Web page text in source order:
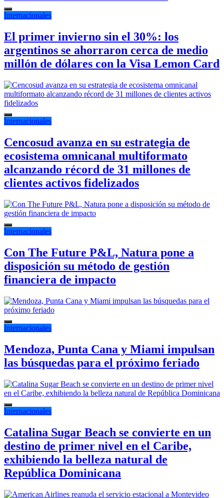
Internacionales
El primer invierno sin el 30%: los
argentinos se ahorraron cerca de medio
millón de dólares con la Visa Lemon Card
Internacionales
Cencosud avanza en su estrategia de
ecosistema omnicanal multiformato
alcanzando récord de 31 millones de
clientes activos fidelizados
Internacionales
Con The Future P&L, Natura pone a
disposición su método de gestión
financiera de impacto
Internacionales
Mendoza, Punta Cana y Miami impulsan
las búsquedas para el próximo feriado
Internacionales
Catalina Sugar Beach se convierte en un
destino de primer nivel en el Caribe,
exhibiendo la belleza natural de
República Dominicana